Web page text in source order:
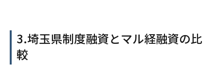
3.埼玉県制度融資とマル経融資の比
較